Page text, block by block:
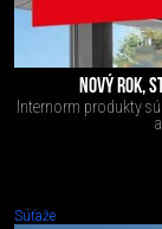
NOVÝ ROK,
Internorm produkty
Súťaže